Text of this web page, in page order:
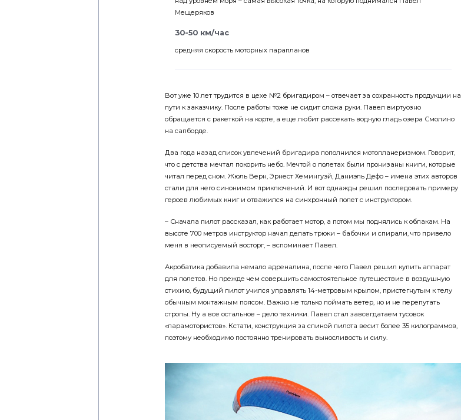
Мещеряков
30-50 км/час
средняя скорость моторных парапланов
Вот уже 10 лет трудится в цехе №2 бригадиром – отвечает за сохранность продукции на
пути к заказчику. После работы тоже не сидит сложа руки. Павел виртуозно
обращается с ракеткой на корте, а еще любит рассекать водную гладь озера Смолино
на сапборде.
Два года назад список увлечений бригадира пополнился мотопланеризмом. Говорит,
что с детства мечтал покорить небо. Мечтой о полетах были пронизаны книги, которые
читал перед сном. Жюль Верн, Эрнест Хемингуэй, Даниэль Дефо – имена этих авторов
стали для него синонимом приключений. И вот однажды решил последовать примеру
героев любимых книг и отважился на синхронный полет с инструктором.
– Сначала пилот рассказал, как работает мотор, а потом мы поднялись к облакам. На
высоте 700 метров инструктор начал делать трюки – бабочки и спирали, что привело
меня в неописуемый восторг, – вспоминает Павел.
Акробатика добавила немало адреналина, после чего Павел решил купить аппарат
для полетов. Но прежде чем совершить самостоятельное путешествие в воздушную
стихию, будущий пилот учился управлять 14-метровым крылом, пристегнутым к телу
обычным монтажным поясом. Важно не только поймать ветер, но и не перепутать
стропы. Ну а все остальное – дело техники. Павел стал завсегдатаем тусовок
«парамотористов». Кстати, конструкция за спиной пилота весит более 35 килограммов,
поэтому необходимо постоянно тренировать выносливость и силу.